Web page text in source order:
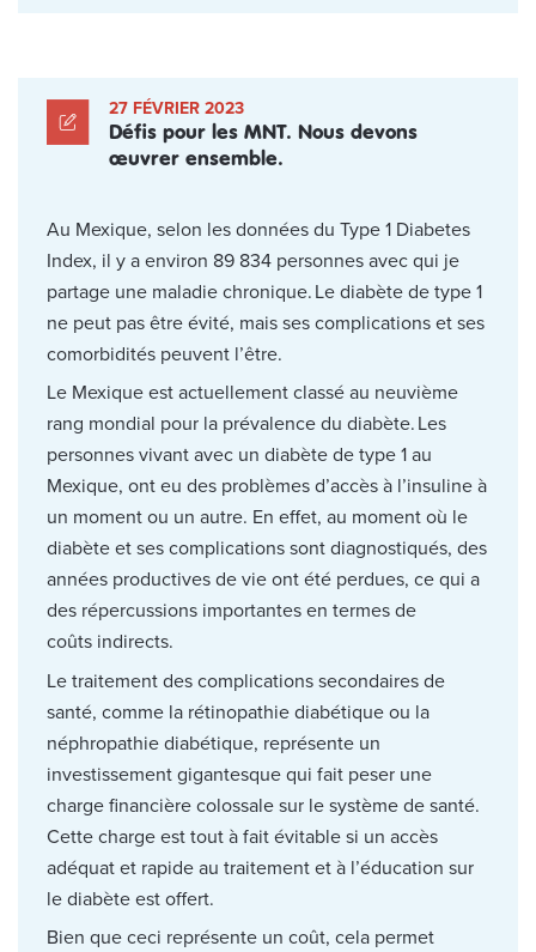
27 FÉVRIER 2023
Défis pour les MNT. Nous devons
œuvrer ensemble.
Au Mexique, selon les données du Type 1 Diabetes
Index, il y a environ 89 834 personnes avec qui je
partage une maladie chronique. Le diabète de type 1
ne peut pas être évité, mais ses complications et ses
comorbidités peuvent l’être.
Le Mexique est actuellement classé au neuvième
rang mondial pour la prévalence du diabète. Les
personnes vivant avec un diabète de type 1 au
Mexique, ont eu des problèmes d’accès à l’insuline à
un moment ou un autre. En effet, au moment où le
diabète et ses complications sont diagnostiqués, des
années productives de vie ont été perdues, ce qui a
des répercussions importantes en termes de
coûts indirects.
Le traitement des complications secondaires de
santé, comme la rétinopathie diabétique ou la
néphropathie diabétique, représente un
investissement gigantesque qui fait peser une
charge financière colossale sur le système de santé.
Cette charge est tout à fait évitable si un accès
adéquat et rapide au traitement et à l’éducation sur
le diabète est offert.
Bien que ceci représente un coût, cela permet